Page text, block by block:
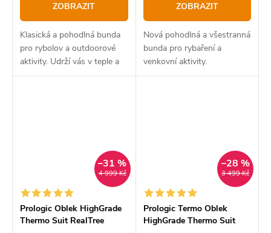
ZOBRAZIT
Klasická a pohodlná bunda
pro rybolov a outdoorové
aktivity. Udrží vás v teple a
suchu.
ZOBRAZIT
Nová pohodlná a všestranná
bunda pro rybaření a
venkovní aktivity.
4 999 Kč
–31 %
Prologic Oblek HighGrade
Thermo Suit RealTree
3 499 Kč
–28 %
Prologic Termo Oblek
HighGrade Thermo Suit